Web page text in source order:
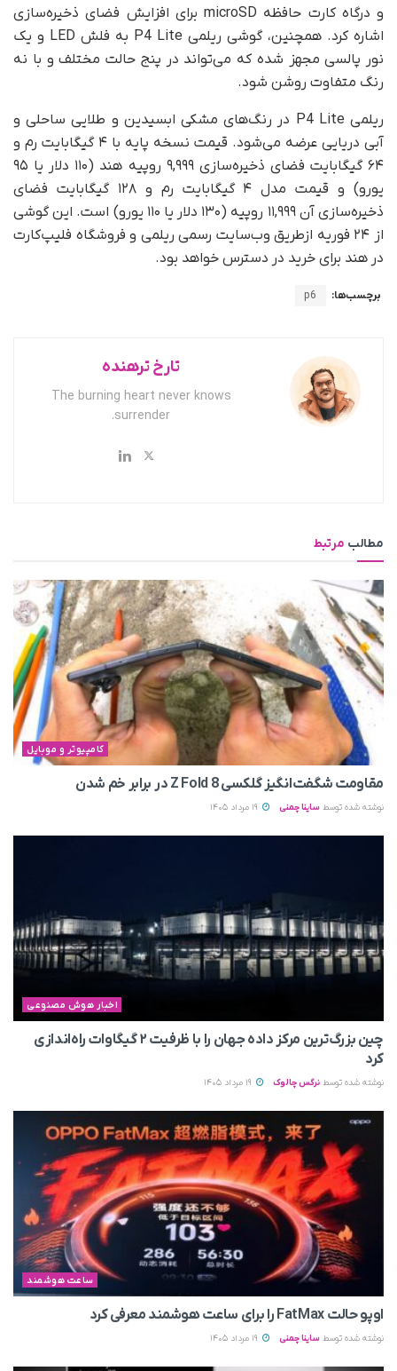
و درگاه کارت حافظه microSD برای افزایش فضای ذخیره‌سازی
اشاره کرد. همچنین، گوشی ریلمی P4 Lite به فلش LED و یک
نور پالسی مجهز شده که می‌تواند در پنج حالت مختلف و با نه
رنگ متفاوت روشن شود.
ریلمی P4 Lite در رنگ‌های مشکی ابسیدین و طلایی ساحلی و
آبی دریایی عرضه می‌شود. قیمت نسخه پایه با ۴ گیگابایت رم و
۶۴ گیگابایت فضای ذخیره‌سازی ۹,۹۹۹ روپیه هند (۱۱۰ دلار یا ۹۵
یورو) و قیمت مدل ۴ گیگابایت رم و ۱۲۸ گیگابایت فضای
ذخیره‌سازی آن ۱۱,۹۹۹ روپیه (۱۳۰ دلار یا ۱۱۰ یورو) است. این گوشی
از ۲۴ فوریه ازطریق وب‌سایت رسمی ریلمی و فروشگاه فلیپ‌کارت
در هند برای خرید در دسترس خواهد بود.
برچسب‌ها: p6
تارخ ترهنده
The burning heart never knows
surrender.
مطالب مرتبط
کامپیوتر و موبایل
مقاومت شگفت‌انگیز گلکسی Z Fold 8 در برابر خم شدن
نوشته شده توسط ساینا چمنی
اخبار هوش مصنوعی
چین بزرگ‌ترین مرکز داده جهان را با ظرفیت ۲ گیگاوات راه‌اندازی
کرد
نوشته شده توسط نرگس چالوک
ساعت هوشمند
اوپو حالت FatMax را برای ساعت هوشمند معرفی کرد
نوشته شده توسط ساینا چمنی